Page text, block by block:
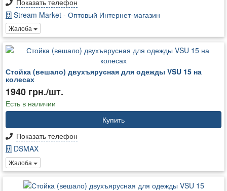
Показать телефон
Stream Market - Оптовый Интернет-магазин
Жалоба
Стойка (вешало) двухъярусная для одежды VSU 15 на
колесах
1940 грн./шт.
Есть в наличии
Купить
Показать телефон
DSMAX
Жалоба